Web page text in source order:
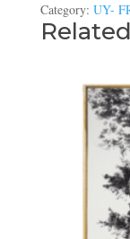
Category: UY-